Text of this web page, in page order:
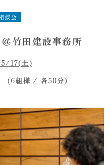
談会
竹田建設事務所
5/17(土)
(6組様 / 各50分)